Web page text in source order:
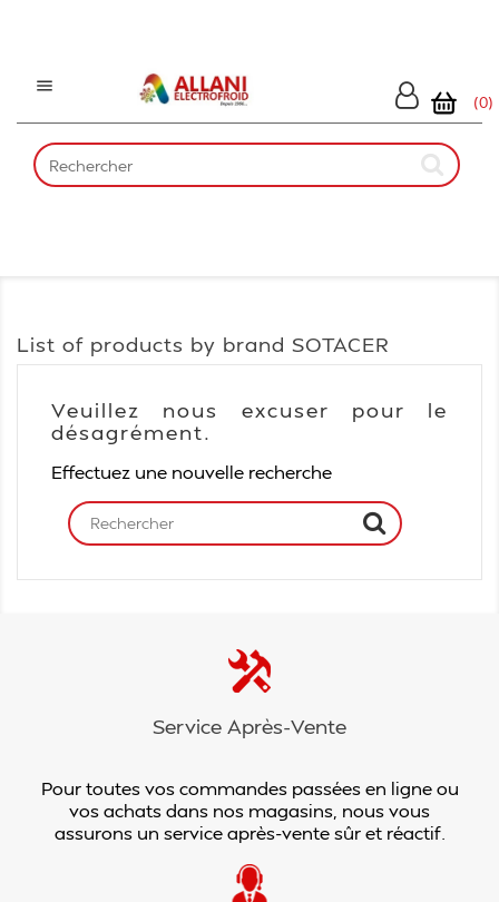

(0)
List of products by brand SOTACER
Veuillez nous excuser pour le
désagrément.
Effectuez une nouvelle recherche
Service Après-Vente
Pour toutes vos commandes passées en ligne ou
vos achats dans nos magasins, nous vous
assurons un service après-vente sûr et réactif.